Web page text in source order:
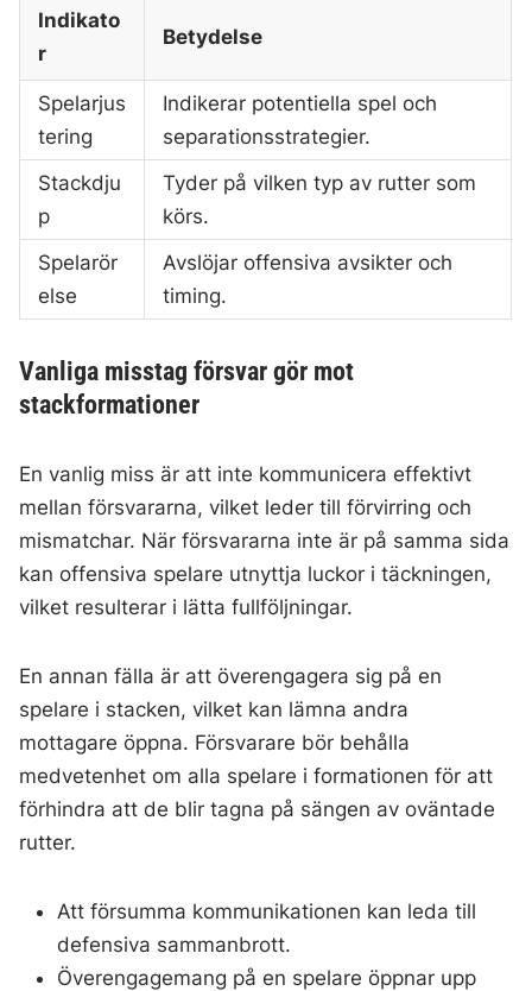
Indikato
r
Betydelse
Spelarjus
tering
Indikerar potentiella spel och
separationsstrategier.
Stackdju
p
Tyder på vilken typ av rutter som
körs.
Spelarör
else
Avslöjar offensiva avsikter och
timing.
Vanliga misstag försvar gör mot
stackformationer
En vanlig miss är att inte kommunicera effektivt
mellan försvararna, vilket leder till förvirring och
mismatchar. När försvararna inte är på samma sida
kan offensiva spelare utnyttja luckor i täckningen,
vilket resulterar i lätta fullföljningar.
En annan fälla är att överengagera sig på en
spelare i stacken, vilket kan lämna andra
mottagare öppna. Försvarare bör behålla
medvetenhet om alla spelare i formationen för att
förhindra att de blir tagna på sängen av oväntade
rutter.
Att försumma kommunikationen kan leda till
defensiva sammanbrott.
Överengagemang på en spelare öppnar upp